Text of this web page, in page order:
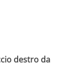
destro da